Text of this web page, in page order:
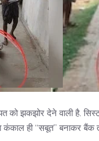
झकझोर देने वाली है.
ही “सबूत” बनाकर बैंक